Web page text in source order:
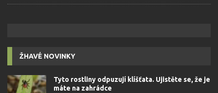
ŽHAVÉ NOVINKY
Tyto rostliny odpuzují klíšťata. Ujistěte se, že je
máte na zahrádce